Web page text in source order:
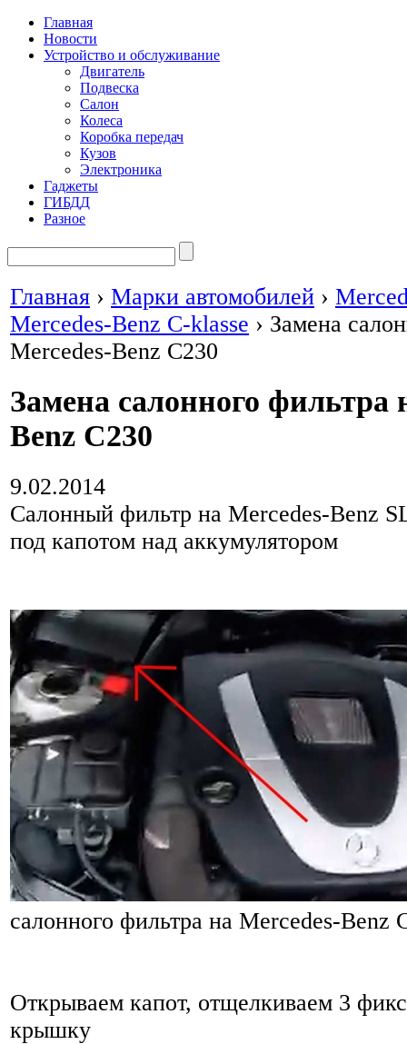
Главная
Новости
Устройство и обслуживание
Двигатель
Подвеска
Салон
Колеса
Коробка передач
Кузов
Электроника
Гаджеты
ГИБДД
Разное
Главная › Марки автомобилей ›
Mercedes-Benz C-klasse › Замена
Mercedes-Benz C230
Замена салонного фильтра
Benz C230
9.02.2014
Салонный фильтр на Mercedes-Benz
под капотом над аккумулятором
салонного фильтра на Mercedes-Benz
Открываем капот, отщелкиваем 3
крышку